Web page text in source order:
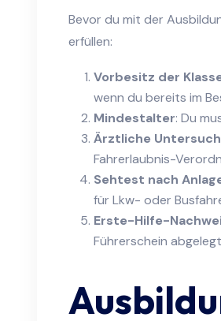
Bevor du mit der
erfüllen:
Vorbesitz der
wenn du bereits im
Mindestalter: Du
Ärztliche
Fahrerlaubnis-
Sehtest nach
für Lkw- oder
Erste-Hilfe-
Führerschein